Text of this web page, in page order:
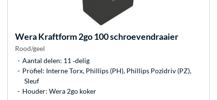
WeraKraftform 2go 100 schroevendraaier
Rood/geel
Aantal delen: 11 ‐delig
Profiel: Interne Torx, Phillips (PH), Phillips Pozidriv (PZ),
Sleuf
Houder: Wera 2go koker